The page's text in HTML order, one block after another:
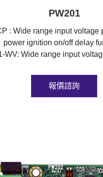
PW201
: Wide range input voltage
power ignition on/off delay
WV: Wide range input
報價諮詢